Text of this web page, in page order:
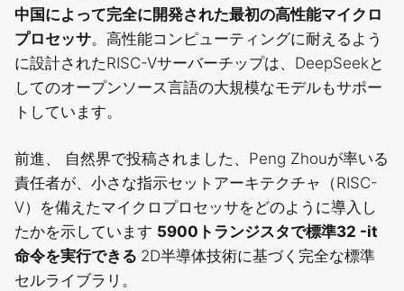
中国によって完全に開発された最初の高性能マイクロ
プロセッサ。高性能コンピューティングに耐えるよう
に設計されたRISC-Vサーバーチップは、DeepSeekと
してのオープンソース言語の大規模なモデルもサポー
トしています。
前進、 自然界で投稿されました 、Peng Zhouが率いる
責任者が、小さな指示セットアーキテクチャ（RISC-
V）を備えたマイクロプロセッサをどのように導入し
たかを示しています 5900トランジスタで標準32 -it
命令を実行できる 2D半導体技術に基づく完全な標準
セルライブラリ。